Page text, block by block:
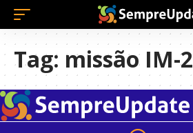
Tag: missão IM-2